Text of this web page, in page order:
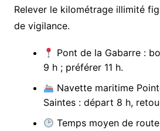
Relever le kilométrage illimité
de vigilance.
Pont de la Gabarre :
9 h ; préférer 11 h.
Navette maritime
Saintes : départ 8 h,
Temps moyen de